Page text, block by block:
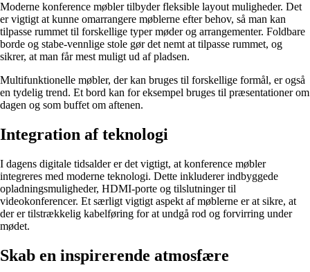
Moderne konference møbler tilbyder fleksible layout muligheder. Det
er vigtigt at kunne omarrangere møblerne efter behov, så man kan
tilpasse rummet til forskellige typer møder og arrangementer. Foldbare
borde og stabe-vennlige stole gør det nemt at tilpasse rummet, og
sikrer, at man får mest muligt ud af pladsen.
Multifunktionelle møbler, der kan bruges til forskellige formål, er også
en tydelig trend. Et bord kan for eksempel bruges til præsentationer om
dagen og som buffet om aftenen.
Integration af teknologi
I dagens digitale tidsalder er det vigtigt, at konference møbler
integreres med moderne teknologi. Dette inkluderer indbyggede
opladningsmuligheder, HDMI-porte og tilslutninger til
videokonferencer. Et særligt vigtigt aspekt af møblerne er at sikre, at
der er tilstrækkelig kabelføring for at undgå rod og forvirring under
mødet.
Skab en inspirerende atmosfære